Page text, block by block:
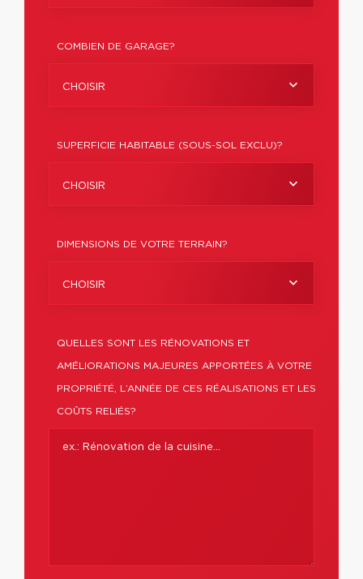
COMBIEN DE GARAGE?
CHOISIR
SUPERFICIE HABITABLE (SOUS-SOL EXCLU)?
CHOISIR
DIMENSIONS DE VOTRE TERRAIN?
CHOISIR
QUELLES SONT LES RÉNOVATIONS ET
AMÉLIORATIONS MAJEURES APPORTÉES À VOTRE
PROPRIÉTÉ, L’ANNÉE DE CES RÉALISATIONS ET LES
COÛTS RELIÉS?